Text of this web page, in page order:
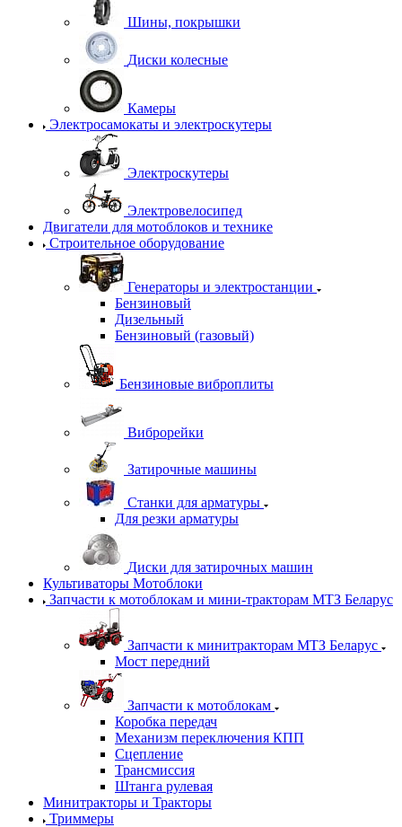
Шины, покрышки
Диски колесные
Камеры
Электросамокаты и электроскутеры
Электроскутеры
Электровелосипед
Двигатели для мотоблоков и технике
Строительное оборудование
Генераторы и электростанции
Бензиновый
Дизельный
Бензиновый (газовый)
Бензиновые виброплиты
Виброрейки
Затирочные машины
Станки для арматуры
Для резки арматуры
Диски для затирочных машин
Культиваторы Мотоблоки
Запчасти к мотоблокам и мини-тракторам МТЗ Беларус
Запчасти к минитракторам МТЗ Беларус
Мост передний
Запчасти к мотоблокам
Коробка передач
Механизм переключения КПП
Сцепление
Трансмиссия
Штанга рулевая
Минитракторы и Тракторы
Триммеры